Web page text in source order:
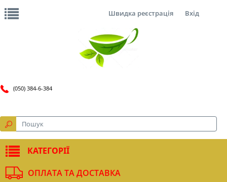
Швидка реєстрація Вхід
(050) 384-6-384
КАТЕГОРІЇ
ОПЛАТА ТА ДОСТАВКА